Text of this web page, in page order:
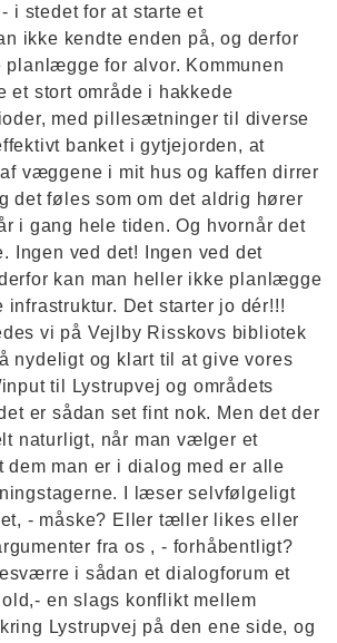
i stedet for at starte et
ikke kendte enden på, og derfor
planlægge for alvor. Kommunen
et stort område i hakkede
med pillesætninger til diverse
banket i gytjejorden, at
væggene i mit hus og kaffen dirrer
det føles som om det aldrig hører
i gang hele tiden. Og hvornår det
Ingen ved det! Ingen ved det
kan man heller ikke planlægge
infrastruktur. Det starter jo dér!!!
vi på Vejlby Risskovs bibliotek
nydeligt og klart til at give vores
til Lystrupvej og områdets
er sådan set fint nok. Men det der
naturligt, når man vælger et
dem man er i dialog med er alle
I læser selvfølgeligt
- måske? Eller tæller likes eller
fra os , - forhåbentligt?
i sådan et dialogforum et
en slags konflikt mellem
Lystrupvej på den ene side, og